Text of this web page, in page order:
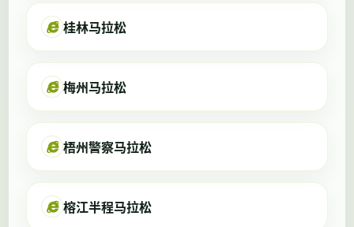
桂林马拉松
梅州马拉松
梧州警察马拉松
榕江半程马拉松